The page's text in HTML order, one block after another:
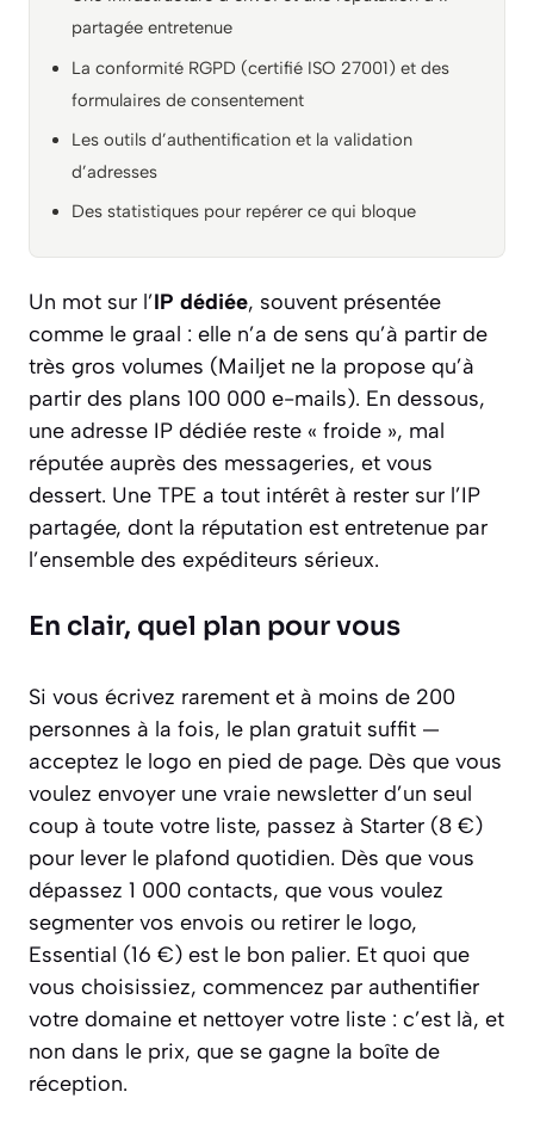
partagée entretenue
La conformité RGPD (certifié ISO 27001) et des
formulaires de consentement
Les outils d’authentification et la validation
d’adresses
Des statistiques pour repérer ce qui bloque
Un mot sur l’IP dédiée, souvent présentée
comme le graal : elle n’a de sens qu’à partir de
très gros volumes (Mailjet ne la propose qu’à
partir des plans 100 000 e-mails). En dessous,
une adresse IP dédiée reste « froide », mal
réputée auprès des messageries, et vous
dessert. Une TPE a tout intérêt à rester sur l’IP
partagée, dont la réputation est entretenue par
l’ensemble des expéditeurs sérieux.
En clair, quel plan pour vous
Si vous écrivez rarement et à moins de 200
personnes à la fois, le plan gratuit suffit —
acceptez le logo en pied de page. Dès que vous
voulez envoyer une vraie newsletter d’un seul
coup à toute votre liste, passez à Starter (8 €)
pour lever le plafond quotidien. Dès que vous
dépassez 1 000 contacts, que vous voulez
segmenter vos envois ou retirer le logo,
Essential (16 €) est le bon palier. Et quoi que
vous choisissiez, commencez par authentifier
votre domaine et nettoyer votre liste : c’est là, et
non dans le prix, que se gagne la boîte de
réception.